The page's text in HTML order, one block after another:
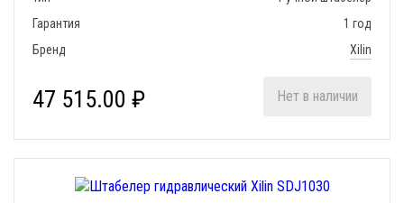
Гарантия
1 год
Бренд
Xilin
47 515.00 ₽ Нет в наличии